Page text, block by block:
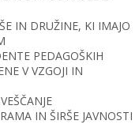
IN DRUŽINE, KI IMAJO
PEDAGOŠKIH
V VZGOJI IN
IN ŠIRŠE JAVNOSTI